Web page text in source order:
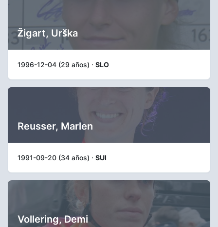
Žigart, Urška
1996-12-04 (29 años) · SLO
Reusser, Marlen
1991-09-20 (34 años) · SUI
Vollering, Demi